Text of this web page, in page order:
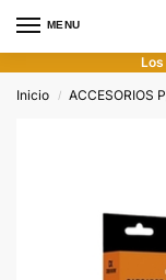
MENU
Inicio
/ ACCESORIOS